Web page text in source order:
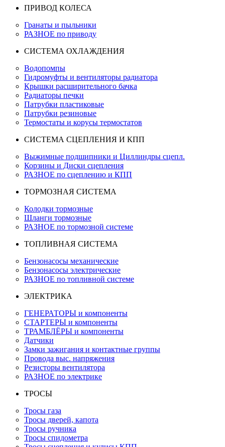
ПРИВОД КОЛЕСА
Гранаты и пыльники
РАЗНОЕ по приводу
СИСТЕМА ОХЛАЖДЕНИЯ
Водопомпы
Гидромуфты и вентиляторы радиатора
Крышки расширительного бачка
Радиаторы печки
Патрубки пластиковые
Патрубки резиновые
Термостаты и корусы термостатов
СИСТЕМА СЦЕПЛЕНИЯ И КПП
Выжимные подшипники и Циллиндры сцепл.
Корзины и Диски сцепления
РАЗНОЕ по сцеплению и КПП
ТОРМОЗНАЯ СИСТЕМА
Колодки тормозные
Шланги тормозные
РАЗНОЕ по тормозной системе
ТОПЛИВНАЯ СИСТЕМА
Бензонасосы механические
Бензонасосы электрические
РАЗНОЕ по топливной системе
ЭЛЕКТРИКА
ГЕНЕРАТОРЫ и компоненты
СТАРТЕРЫ и компоненты
ТРАМБЛЁРЫ и компоненты
Датчики
Замки зажигания и контактные группы
Провода выс. напряжения
Резисторы вентилятора
РАЗНОЕ по электрике
ТРОСЫ
Тросы газа
Тросы дверей, капота
Тросы ручника
Тросы спидометра